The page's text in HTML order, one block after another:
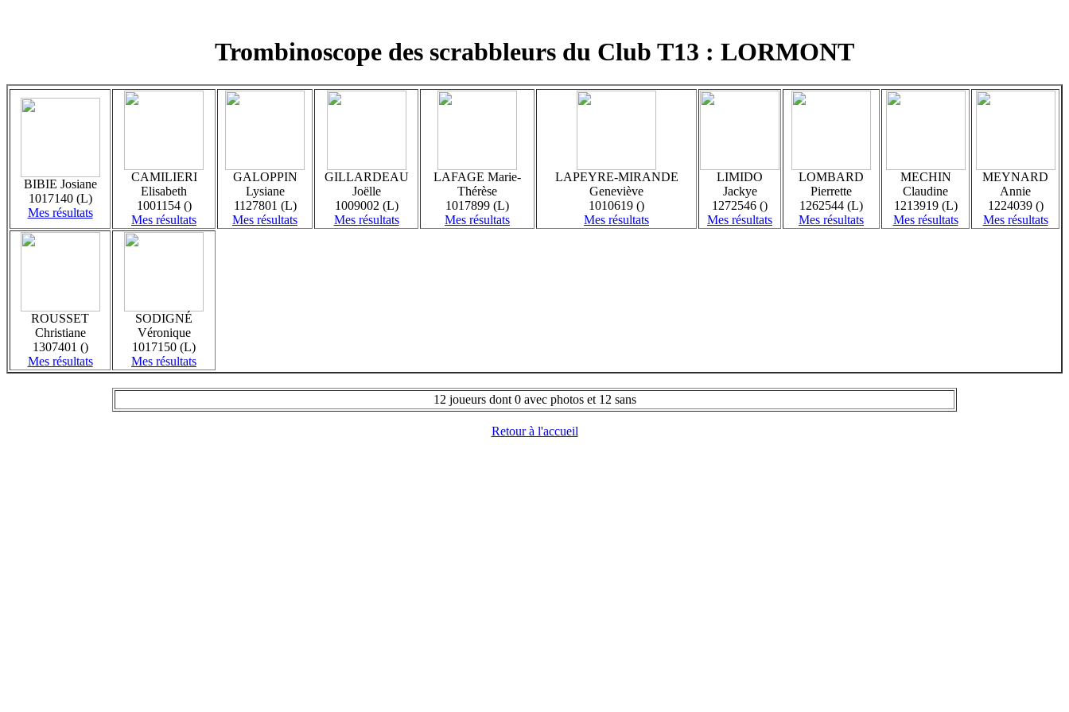
Trombinoscope des scrabbleurs du Club T13 : LORMONT
BIBIE Josiane
1017140 (L)
Mes résultats
CAMILIERI
Elisabeth
1001154 ()
Mes résultats
GALOPPIN
Lysiane
1127801 (L)
Mes résultats
GILLARDEAU
Joëlle
1009002 (L)
Mes résultats
LAFAGE Marie-
Thérèse
1017899 (L)
Mes résultats
LAPEYRE-MIRANDE
Geneviève
1010619 ()
Mes résultats
LIMIDO
Jackye
1272546 ()
Mes résultats
LOMBARD
Pierrette
1262544 (L)
Mes résultats
MECHIN
Claudine
1213919 (L)
Mes résultats
MEYNARD
Annie
1224039 ()
Mes résultats
ROUSSET
Christiane
1307401 ()
Mes résultats
SODIGNÉ
Véronique
1017150 (L)
Mes résultats
12 joueurs dont 0 avec photos et 12 sans
Retour à l'accueil